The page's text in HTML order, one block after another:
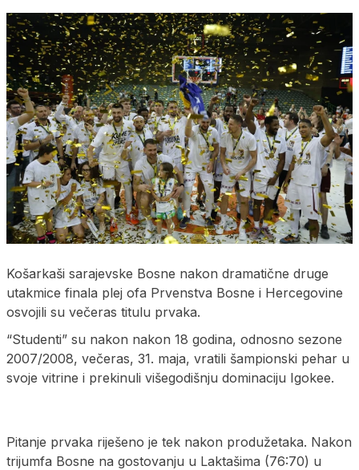
Košarkaši sarajevske Bosne nakon dramatične druge
utakmice finala plej ofa Prvenstva Bosne i Hercegovine
osvojili su večeras titulu prvaka.
“Studenti” su nakon nakon 18 godina, odnosno sezone
2007/2008, večeras, 31. maja, vratili šampionski pehar u
svoje vitrine i prekinuli višegodišnju dominaciju Igokee.
Pitanje prvaka riješeno je tek nakon produžetaka. Nakon
trijumfa Bosne na gostovanju u Laktašima (76:70) u